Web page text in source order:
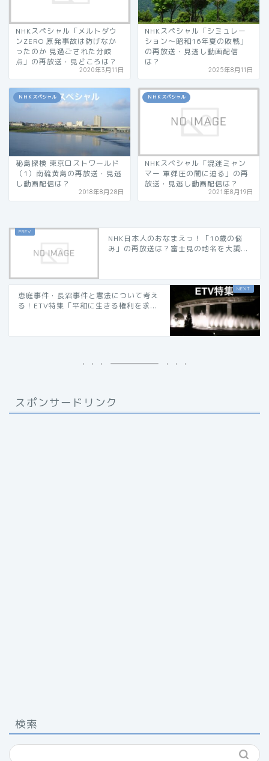
NHKスペシャル「メルトダウ
ンZERO 原発事故は防げなか
ったのか 見過ごされた分岐
点」の再放送・見どころは？
2020年3月11日
NHKスペシャル「シミュレー
ション～昭和16年夏の敗戦」
の再放送・見逃し動画配信
は？
2025年8月11日
ＮＨＫスペシャル
秘島探検 東京ロストワールド
（1）南硫黄島の再放送・見逃
し動画配信は？
2018年8月28日
ＮＨＫスペシャル
NHKスペシャル「混迷ミャン
マー 軍弾圧の闇に迫る」の再
放送・見逃し動画配信は？
2021年8月19日
NHK日本人のおなまえっ！「10歳の悩
み」の再放送は？富士見の地名を大調...
恵庭事件・長沼事件と憲法について考え
る！ETV特集「平和に生きる権利を求...
スポンサードリンク
検索